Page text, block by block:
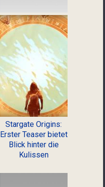
Stargate Origins:
Erster Teaser bietet
Blick hinter die
Kulissen